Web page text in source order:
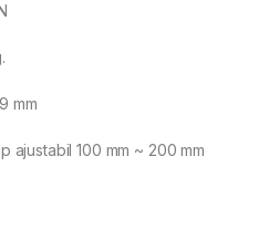
mm
ajustabil 100 mm ~ 200 mm